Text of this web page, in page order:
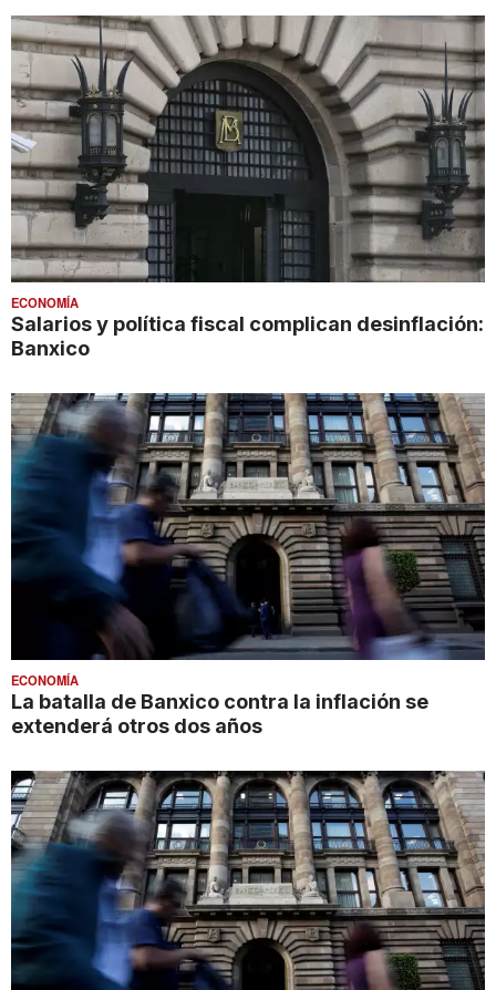
ECONOMÍA
Salarios y política fiscal complican desinflación:
Banxico
ECONOMÍA
La batalla de Banxico contra la inflación se
extenderá otros dos años